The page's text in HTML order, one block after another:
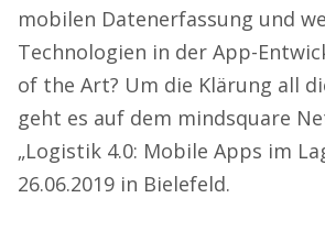
mobilen Datenerfassung und
Technologien in der App-
of the Art? Um die Klärung all
geht es auf dem mindsquare
„Logistik 4.0: Mobile Apps im
26.06.2019 in Bielefeld.